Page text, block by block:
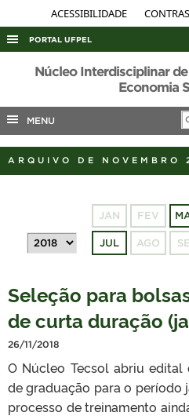
ACESSIBILIDADE
PORTAL UFPEL
ACESSO À INFORMAÇÃO
COBALTO
CONCURSOS
PORTARIAS
Núcleo Interdisciplinar
Economia
MENU
ARQUIVO DE NOVEMBRO
JAN FEV
JUL AGO
Seleção para
de curta duração
26/11/2018
O Núcleo Tecsol abriu
de graduação para o período
processo de treinamento